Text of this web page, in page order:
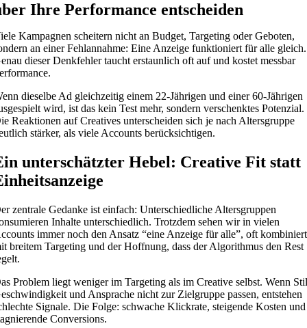
Ihre Performance entscheiden
Kampagnen scheitern nicht an Budget, Targeting oder Geboten,
an einer Fehlannahme: Eine Anzeige funktioniert für alle gleich.
dieser Denkfehler taucht erstaunlich oft auf und kostet messbar
dieselbe Ad gleichzeitig einem 22-Jährigen und einer 60-Jährigen
wird, ist das kein Test mehr, sondern verschenktes Potenzial.
Reaktionen auf Creatives unterscheiden sich je nach Altersgruppe
stärker, als viele Accounts berücksichtigen.
unterschätzter Hebel: Creative Fit statt
zentrale Gedanke ist einfach: Unterschiedliche Altersgruppen
Inhalte unterschiedlich. Trotzdem sehen wir in vielen
immer noch den Ansatz “eine Anzeige für alle”, oft kombiniert
breitem Targeting und der Hoffnung, dass der Algorithmus den Rest
Problem liegt weniger im Targeting als im Creative selbst. Wenn
und Ansprache nicht zur Zielgruppe passen, entstehen
Signale. Die Folge: schwache Klickrate, steigende Kosten und
Conversions.